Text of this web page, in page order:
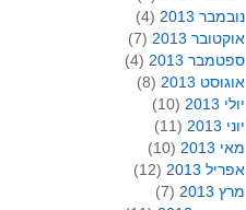
נובמבר 2013
(4)
אוקטובר 2013
(7)
ספטמבר 2013
(4)
אוגוסט 2013
(8)
יולי 2013
(10)
יוני 2013
(11)
מאי 2013
(10)
אפריל 2013
(12)
מרץ 2013
(7)